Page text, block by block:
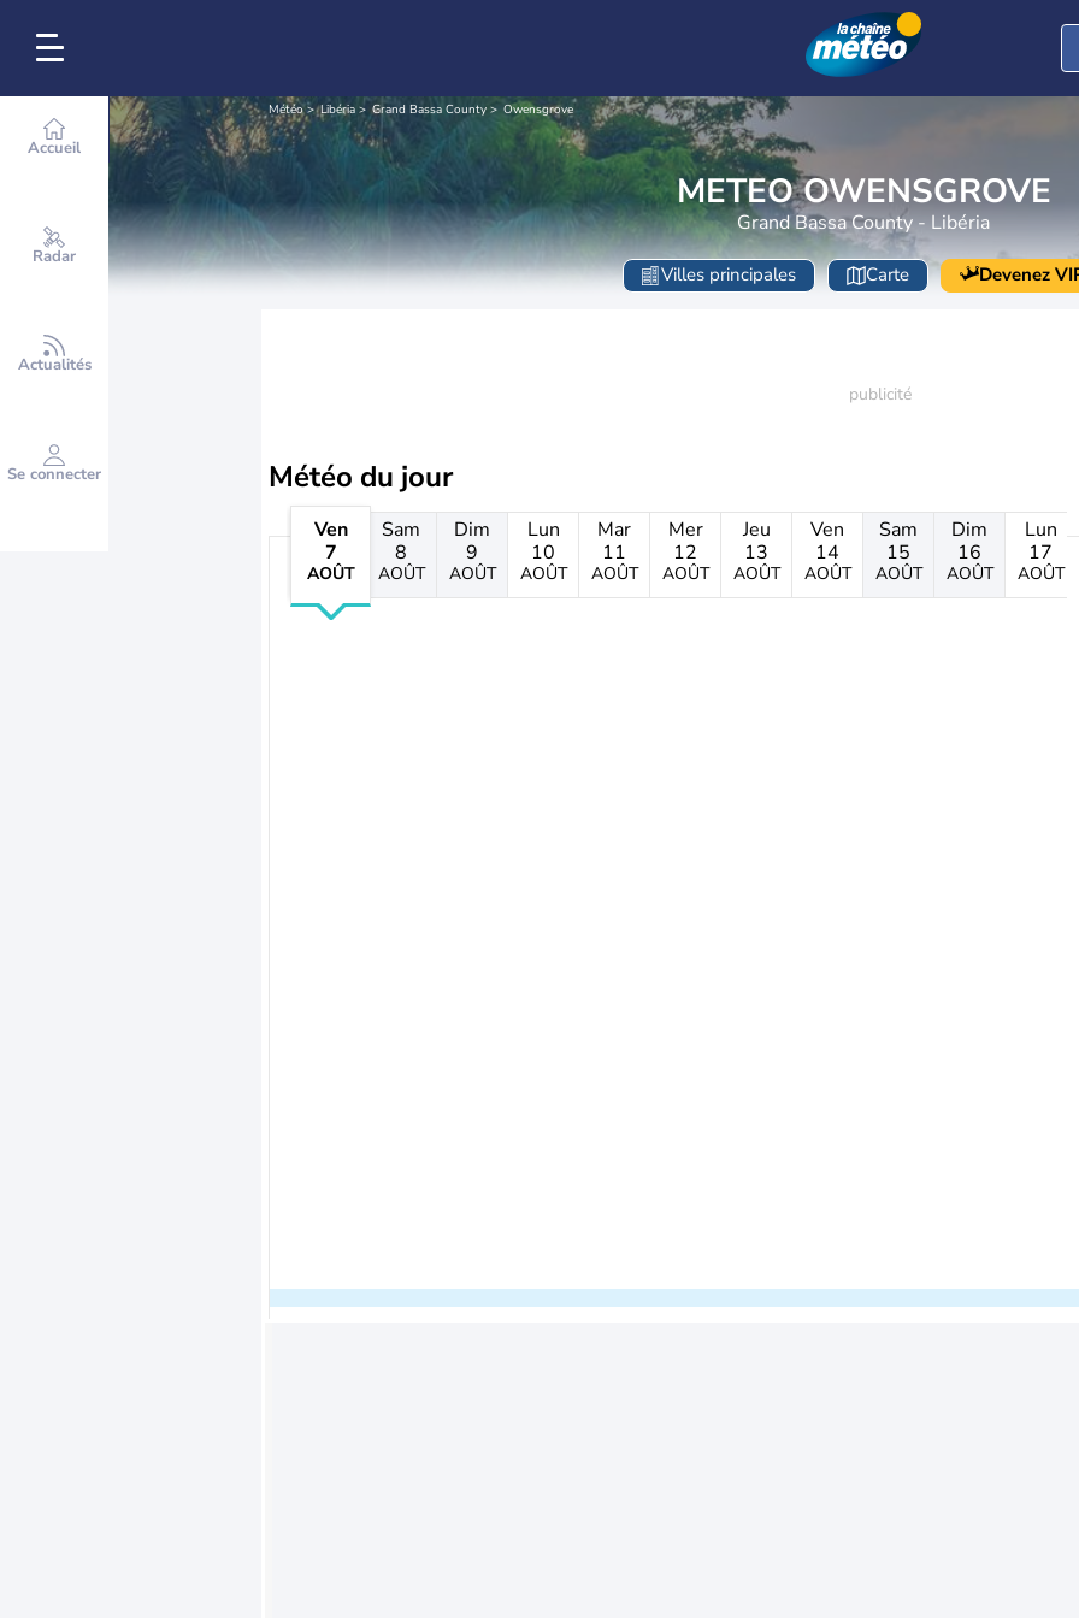
Accueil
Radar
Actualités
Se connecter
Météo Libéria Grand Bassa County Owensgrove
METEO OWENSGROVE
Grand Bassa County - Libéria
Villes principales Carte Devenez
Météo du jour
Ven
7
AOÛT
Sam
8
AOÛT
Dim
9
AOÛT
Lun
10
AOÛT
Mar
11
AOÛT
Mer
12
AOÛT
Jeu
13
AOÛT
Ven
14
AOÛT
Sam
15
AOÛT
Dim
16
AOÛT
Lun
17
AOÛT